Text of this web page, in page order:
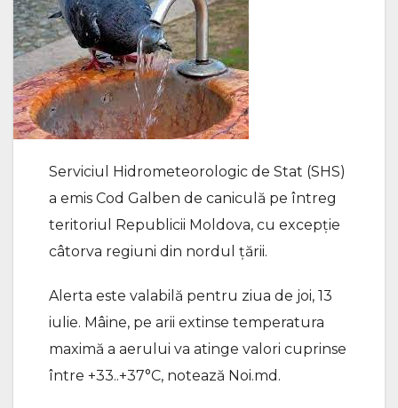
Serviciul Hidrometeorologic de Stat (SHS)
a emis Cod Galben de caniculă pe întreg
teritoriul Republicii Moldova, cu excepție
câtorva regiuni din nordul țării.
Alerta este valabilă pentru ziua de joi, 13
iulie. Mâine, pe arii extinse temperatura
maximă a aerului va atinge valori cuprinse
între +33..+37°C, notează Noi.md.